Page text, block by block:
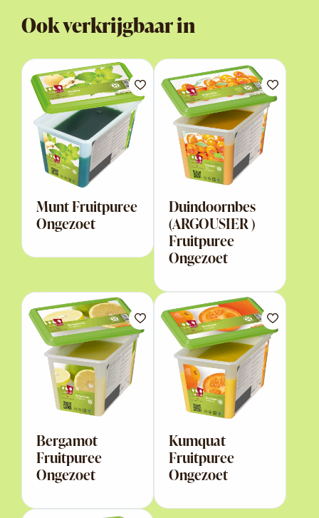
Ook verkrijgbaar in
Munt Fruitpuree
Ongezoet
Duindoornbes
(ARGOUSIER )
Fruitpuree
Ongezoet
Bergamot
Fruitpuree
Ongezoet
Kumquat
Fruitpuree
Ongezoet